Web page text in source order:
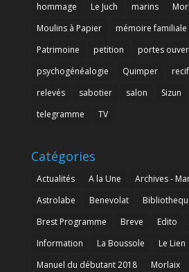
hommage
Le Juch marins
Moulins à Papier
mémoire familiale
Patrimoine
petition
portes
psychogénéalogie
Quimper recif
relevés
sabotier salon Sizun
telegramme
TV
Catégories
Actualités A la Une
Archives -
Astrolabe
Benevolat
Brest Programme
Breve Edito
Information
La Boussole
Le Lien
Manuel du débutant 2018
Morlaix